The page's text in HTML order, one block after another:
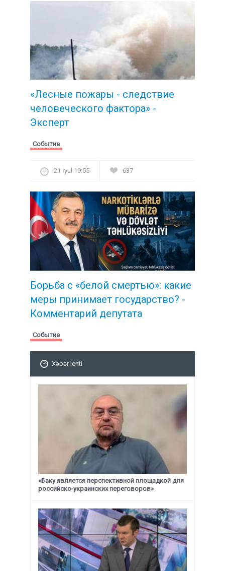
«Лесные пожары - следствие
человеческого фактора» -
Эксперт
Событие
21 İyul 19:55 637
Борьба с «белой смертью»: какие
меры принимает государство? -
Комментарий депутата
Событие
Xəbər lenti
«Баку является перспективной площадкой для
российско-украинских переговоров»